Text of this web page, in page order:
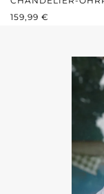
REGULÄRER
159,99 €